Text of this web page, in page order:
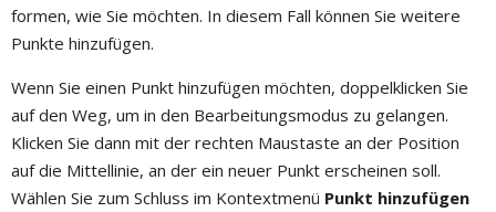
formen, wie Sie möchten. In diesem Fall können Sie weitere
Punkte hinzufügen.
Wenn Sie einen Punkt hinzufügen möchten, doppelklicken Sie
auf den Weg, um in den Bearbeitungsmodus zu gelangen.
Klicken Sie dann mit der rechten Maustaste an der Position
auf die Mittellinie, an der ein neuer Punkt erscheinen soll.
Wählen Sie zum Schluss im Kontextmenü Punkt hinzufügen